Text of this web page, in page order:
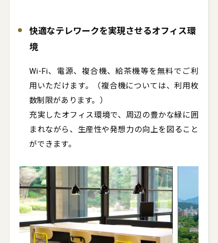
快適なテレワークを実現させるオフィス環
境
Wi-Fi、電源、複合機、給茶機等を無料でご利
用いただけます。（複合機については、利用枚
数制限があります。）
充実したオフィス環境で、周辺の豊かな緑に囲
まれながら、生産性や発想力の向上を図ること
ができます。